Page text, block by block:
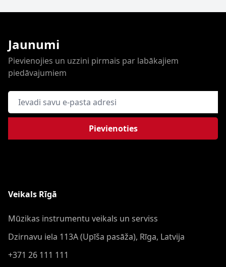
Jaunumi
Pievienojies un uzzini pirmais par labākajiem
piedāvajumiem
E-pasta adrese
Pievienoties
Veikals Rīgā
Mūzikas instrumentu veikals un serviss
Dzirnavu iela 113A (Upīša pasāža), Rīga, Latvija
+371 26 111 111